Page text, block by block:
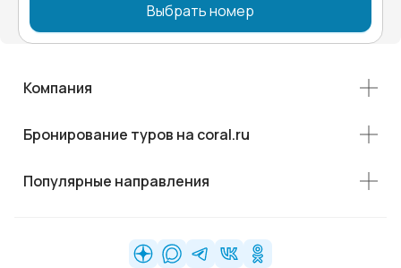
Выбрать номер
Компания
Бронирование туров на coral.ru
Популярные направления